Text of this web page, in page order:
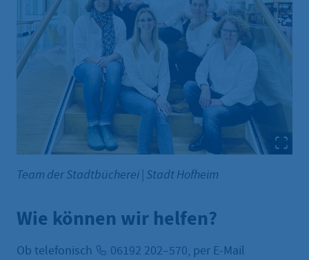
Team der Stadtbücherei Stadt Hofheim
Wie können wir helfen?
Ob telefonisch 06192 202–570, per E-Mail